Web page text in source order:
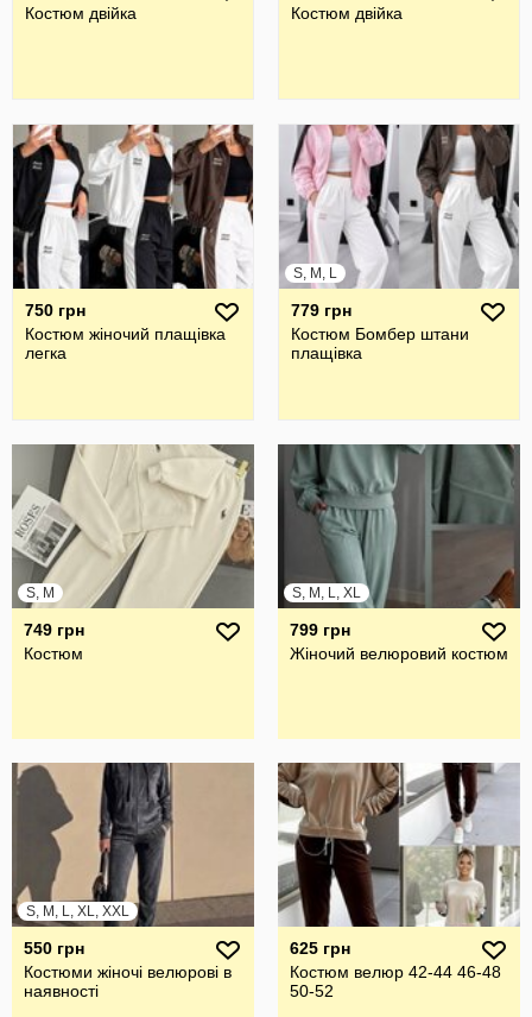
Костюм двійка
Костюм двійка
750 грн
Костюм жіночий плащівка
легка
S, M, L
779 грн
Костюм Бомбер штани
плащівка
S, M
749 грн
Костюм
S, M, L, XL
799 грн
Жіночий велюровий костюм
S, M, L, XL, XXL
550 грн
Костюми жіночі велюрові в
наявності
625 грн
Костюм велюр 42-44 46-48
50-52